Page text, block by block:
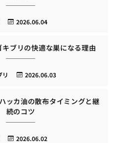
2026.06.04
ブリの快適な巣になる理由
2026.06.03
リ
ッカ油の散布タイミングと継
続のコツ
2026.06.02